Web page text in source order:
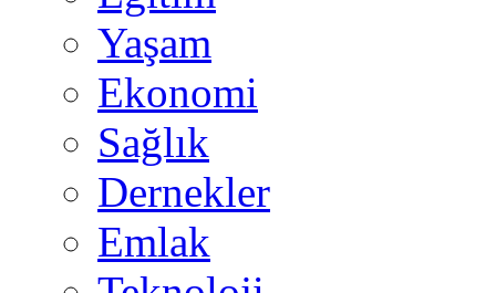
Yaşam
Ekonomi
Sağlık
Dernekler
Emlak